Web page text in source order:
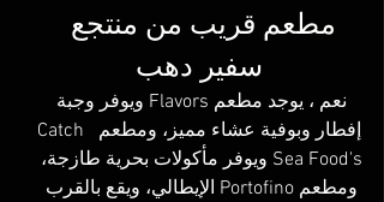
مطعم قريب من منتجع
سفير دهب
نعم ، يوجد مطعم Flavors ويوفر وجبة
إفطار وبوفية عشاء مميز، ومطعم  Catch
Sea Food's ويوفر مأكولات بحرية طازجة،
ومطعم Portofino الإيطالي، ويقع بالقرب